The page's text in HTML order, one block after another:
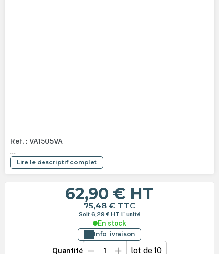
Ref. : VA1505VA
...
Lire le descriptif complet
62,90 € HT
75,48 € TTC
Soit 6,29 € HT l' unité
En stock
Info livraison
Quantité lot de 10